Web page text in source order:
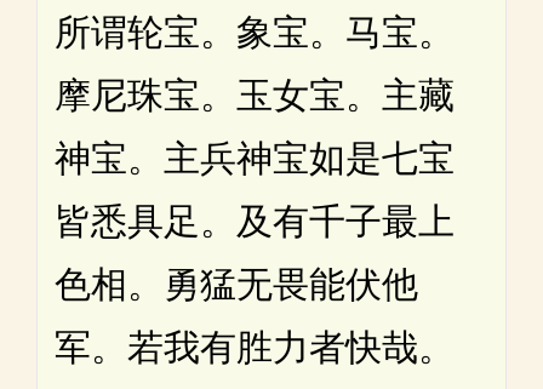
所谓轮宝。象宝。马宝。
摩尼珠宝。玉女宝。主藏
神宝。主兵神宝如是七宝
皆悉具足。及有千子最上
色相。勇猛无畏能伏他
军。若我有胜力者快哉。